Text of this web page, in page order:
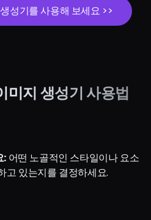
성기를 사용해 보세요 >>
미지 생성기 사용법
: 어떤 노골적인 스타일이나 요소
고 있는지를 결정하세요.